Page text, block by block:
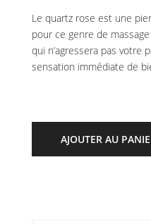
Le quartz rose est une
pour ce genre de
qui n’agressera pas votre
sensation immédiate de
AJOUTER AU